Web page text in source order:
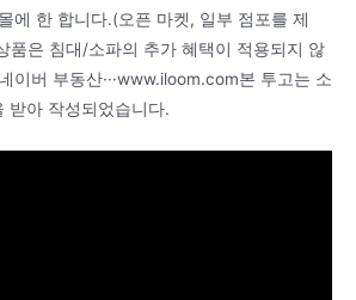
에 한 합니다.(오픈 마켓, 일부 점포를 제
품은 침대/소파의 추가 혜택이 적용되지 않
이버 부동산···www.iloom.com본 투고는 소
받아 작성되었습니다.